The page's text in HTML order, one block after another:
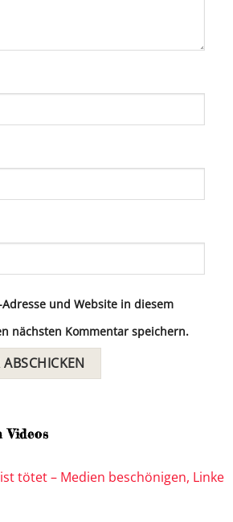
und Website in diesem
nächsten Kommentar speichern.
Videos
tötet – Medien beschönigen, Linke